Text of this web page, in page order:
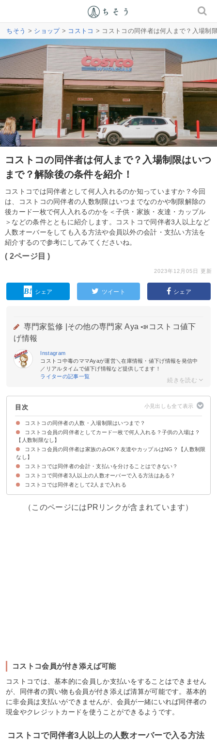
ちそう > ショップ> コストコ > コストコの同伴者は何人まで？入場制
コストコの同伴者は何人まで？入場制限はいつ
まで？解除後の条件を紹介！
コストコでは同伴者として何人入れるのか知っていますか？今回
は、コストコの同伴者の人数制限はいつまでなのかや制限解除の
後カード一枚で何人入れるのかを＜子供・家族・友達・カップル
＞などの条件とともに紹介します。コストコで同伴者3人以上など
人数オーバーをしても入る方法や会員以外の会計・支払い方法を
紹介するので参考にしてみてくださいね。
( 2ページ目 )
2023年12月05日 更新
シェア ツイート シェア
専門家監修 | その他の専門家 Aya 📣コストコ値下
げ情報
Instagram
コストコ中毒のママAyaが運営＼在庫情報・値下げ情報を発信中
／リアルタイムで値下げ情報など提供してます！
ライターの記事一覧
目次
コストコの同伴者の人数・入場制限はいつまで？
コストコの人数・入場制限は2022年の10月に解除された
コストコ会員の同伴者としてカード一枚で何人入れる？子供の入場は？
【人数制限なし】
コストコの同伴者は会員カード一枚につき大人2人が入れる【子供は制限な
し】
コストコに同伴者が入る方法
コストコ会員の同伴者は家族のみOK？友達やカップルはNG？【人数制限
なし】
コストコ会員の同伴者に家族のみなどの制限はない
コストコでは同伴者の会計・支払いを分けることはできない？
コストコ会員が付き添えば可能
コストコで同伴者3人以上の人数オーバーで入る方法はある？
①コストコのオーバーゲストパスポートを貰う
②家族カードを発行する
③コストコの会員に誰かがなる
コストコ会員証の貸し借りはNG
コストコでは同伴者として2人まで入れる
（このページにはPRリンクが含まれています）
コストコ会員が付き添えば可能
コストコでは、基本的に会員しか支払いをすることはできません
が、同伴者の買い物も会員が付き添えば清算が可能です。基本的
に非会員は支払いができませんが、会員が一緒にいれば同伴者の
現金やクレジットカードを使うことができるようです。
コストコで同伴者3人以上の人数オーバーで入る方法